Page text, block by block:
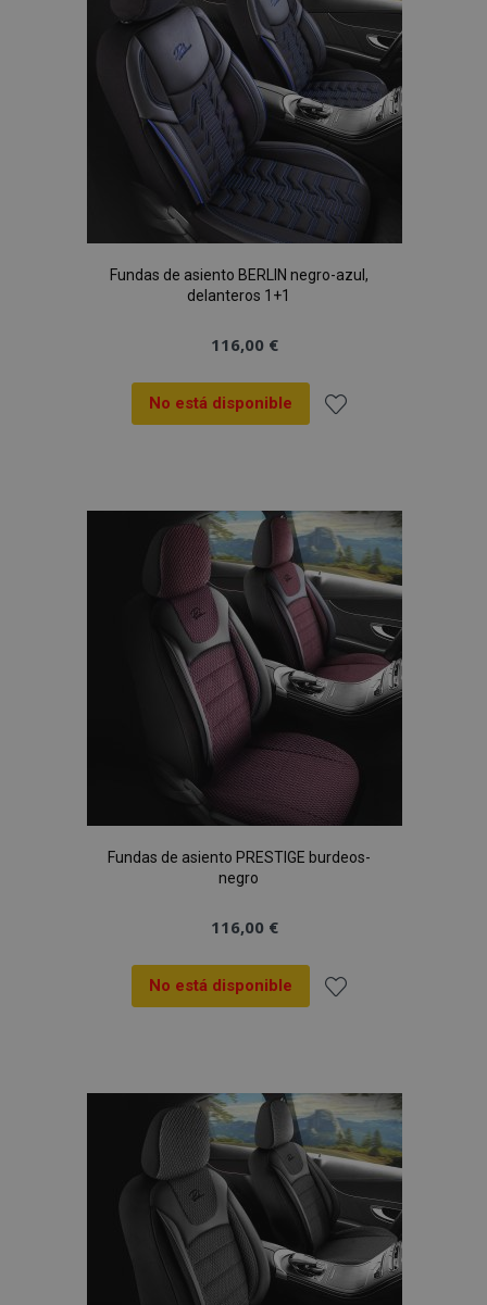
Deseos
Fundas de asiento BERLIN negro-azul,
delanteros 1+1
116,00 €
No está disponible
Lista
de
Deseos
Fundas de asiento PRESTIGE burdeos-
negro
116,00 €
No está disponible
Lista
de
Deseos